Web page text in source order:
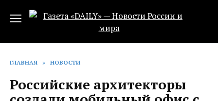
ГЛАВНАЯ » НОВОСТИ
Российские архитекторы